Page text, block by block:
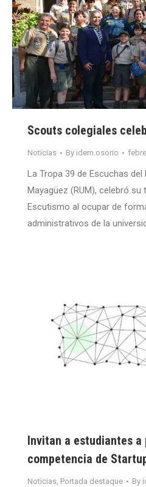
Scouts colegiales
Noticias By idem.osorio
La Tropa 39 de Escuchas
Mayagüez (RUM), celebró su
Escutismo al ocupar de
administrativos de la
Invitan a estudiantes
competencia de
Noticias, Portada destaque By